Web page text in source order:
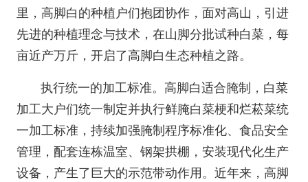
里，高脚白的种植户们抱团协作，面对高山，引进
先进的种植理念与技术，在山脚分批试种白菜，每
亩近产万斤，开启了高脚白生态种植之路。
执行统一的加工标准。高脚白适合腌制，白菜
加工大户们统一制定并执行鲜腌白菜梗和烂菘菜统
一加工标准，持续加强腌制程序标准化、食品安全
管理，配套连栋温室、钢架拱棚，安装现代化生产
设备，产生了巨大的示范带动作用。近年来，高脚